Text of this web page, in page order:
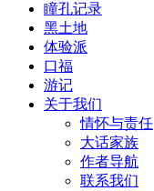
瞳孔记录
黑土地
体验派
口福
游记
关于我们
情怀与责任
大话家族
作者导航
联系我们